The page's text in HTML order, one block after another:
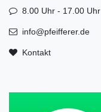
8.00 Uhr - 17.00 Uhr
info@pfeifferer.de
Kontakt